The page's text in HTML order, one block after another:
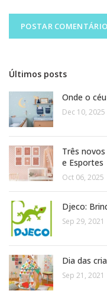
Últimos posts
Onde o
Dec 10, 2025
Três
e Esportes
Oct 06, 2025
Djeco:
Sep 29, 2021
Dia das
Sep 21, 2021